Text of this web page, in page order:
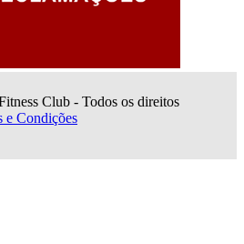
Club - Todos os direitos
e Condições